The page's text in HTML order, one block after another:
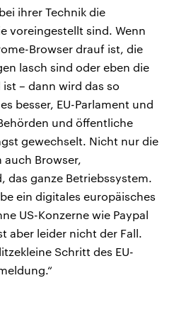
ihrer Technik die
voreingestellt sind. Wenn
Browser drauf ist, die
lasch sind oder eben die
– dann wird das so
besser, EU-Parlament und
und öffentliche
gewechselt. Nicht nur die
auch Browser,
das ganze Betriebssystem.
ein digitales europäisches
US-Konzerne wie Paypal
aber leider nicht der Fall.
Schritt des EU-